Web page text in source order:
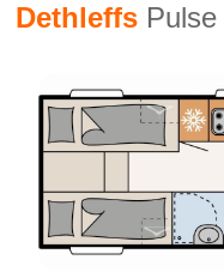
Dethleffs Pulse